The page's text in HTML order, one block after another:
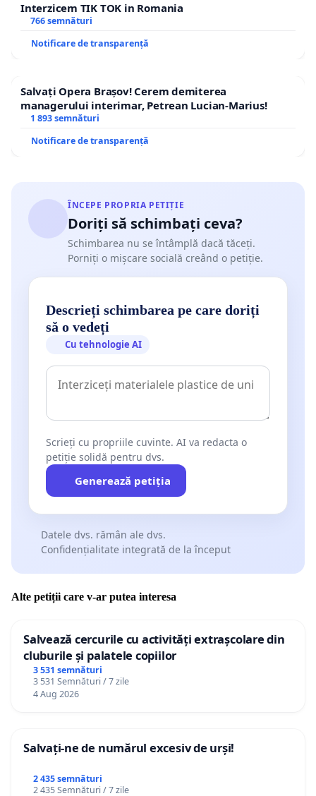
Interzicem TIK TOK in Romania
766 semnături
Notificare de transparență
Salvați Opera Brașov! Cerem demiterea
managerului interimar, Petrean Lucian-Marius!
1 893 semnături
Notificare de transparență
ÎNCEPE PROPRIA PETIȚIE
Doriți să schimbați ceva?
Schimbarea nu se întâmplă dacă tăceți.
Porniți o mișcare socială creând o petiție.
Descrieți schimbarea pe care doriți
să o vedeți
Cu tehnologie AI
Scrieți cu propriile cuvinte. AI va redacta o
petiție solidă pentru dvs.
Generează petiția
Datele dvs. rămân ale dvs.
Confidențialitate integrată de la început
Alte petiții care v-ar putea interesa
Salvează cercurile cu activități extrașcolare din
cluburile și palatele copiilor
3 531 semnături
3 531 Semnături / 7 zile
4 Aug 2026
Salvați-ne de numărul excesiv de urși!
2 435 semnături
2 435 Semnături / 7 zile